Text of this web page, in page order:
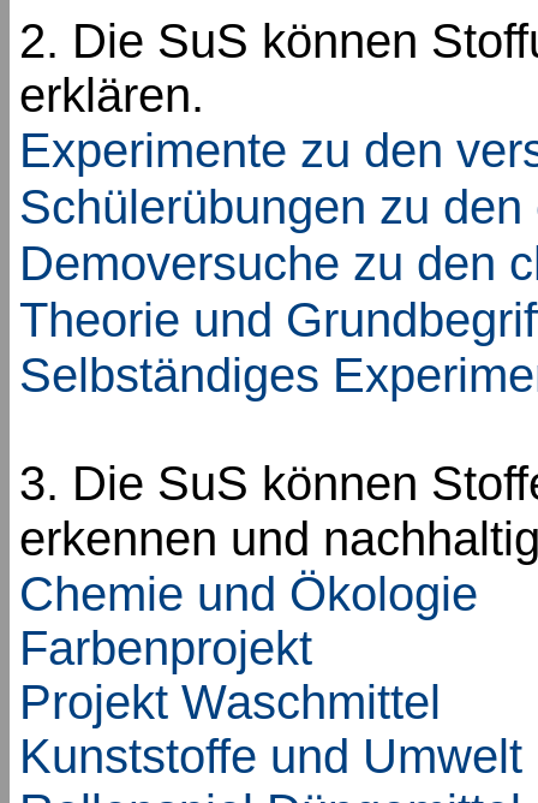
2. Die SuS können
erklären.
Experimente zu den
Schülerübungen zu
Demoversuche zu den
Theorie und
Selbständiges
3. Die SuS können
erkennen und
Chemie und Ökologie
Farbenprojekt
Projekt Waschmittel
Kunststoffe und Umwelt